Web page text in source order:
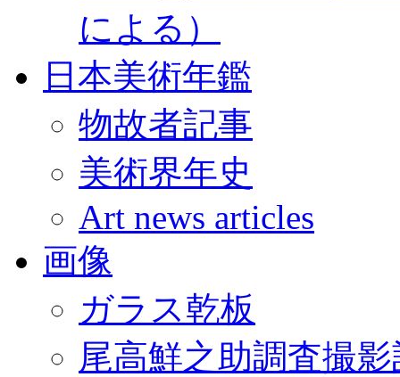
による）
日本美術年鑑
物故者記事
美術界年史
Art news articles
画像
ガラス乾板
尾高鮮之助調査撮